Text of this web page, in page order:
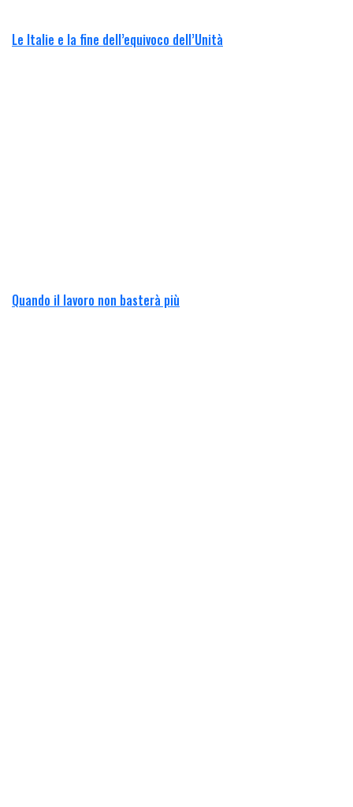
Le Italie e la fine dell’equivoco dell’Unità
Quando il lavoro non basterà più